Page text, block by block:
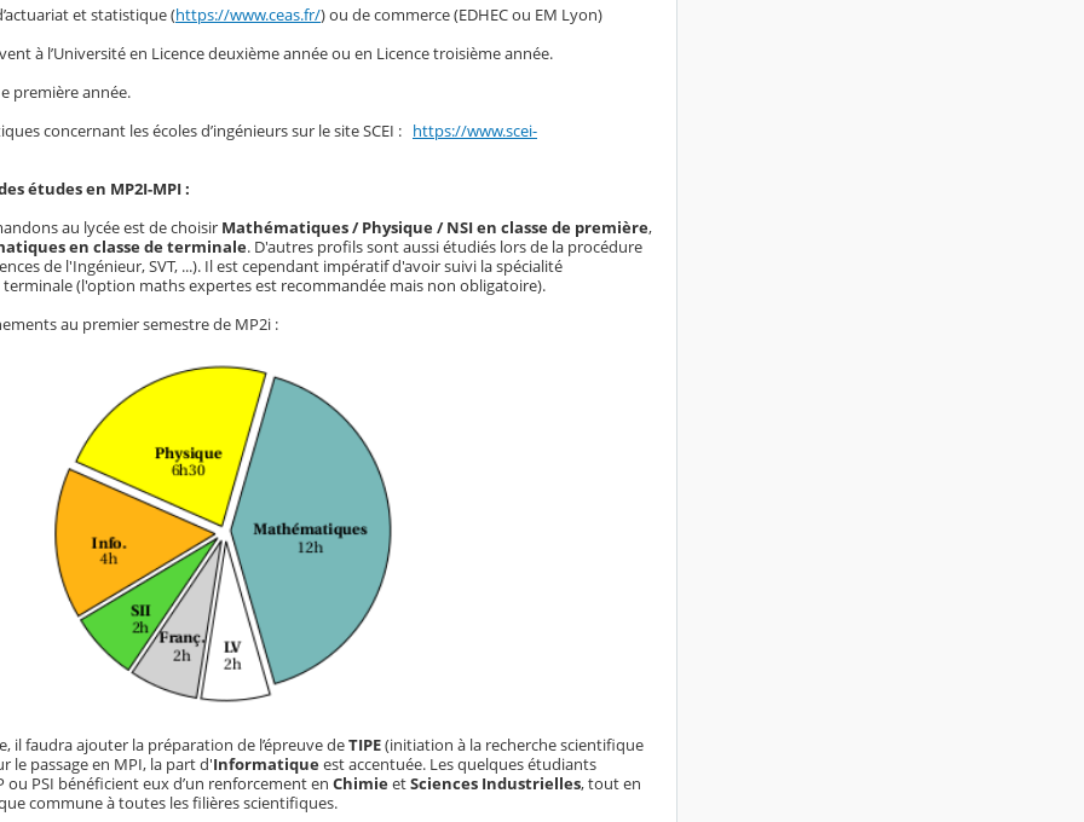
et statistique (https://www.ceas.fr/) ou de commerce (EDHEC ou EM Lyon)
à l’Université en Licence deuxième année ou en Licence troisième année.
première année.
concernant les écoles d’ingénieurs sur le site SCEI : https://www.scei-
études en MP2I-MPI :
au lycée est de choisir Mathématiques / Physique / NSI en classe de première,
en classe de terminale. D'autres profils sont aussi étudiés lors de la procédure
de l'Ingénieur, SVT, ...). Il est cependant impératif d'avoir suivi la spécialité
(l'option maths expertes est recommandée mais non obligatoire).
au premier semestre de MP2i :
il faudra ajouter la préparation de l’épreuve deTIPE(initiation à la recherche scientifique
le passage en MPI, la part d'Informatiqueest accentuée. Les quelques étudiants
ou PSI bénéficient eux d’un renforcement en ChimieetSciences Industrielles, tout en
commune à toutes les filières scientifiques.